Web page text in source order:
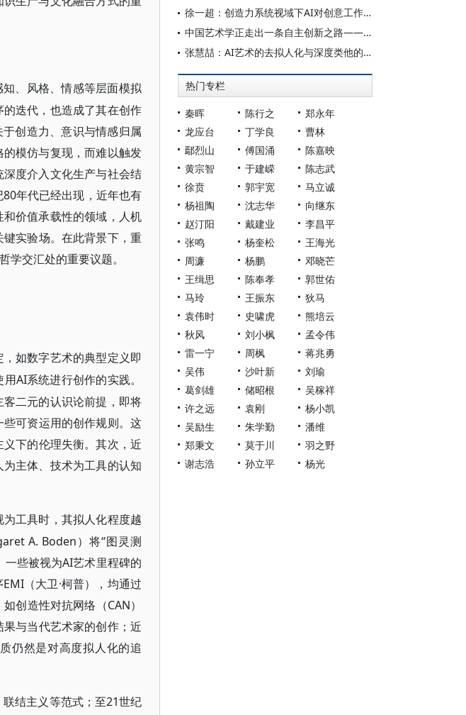
知、风格、情感等层面模拟
迭代，也造成了其在创作
创造力、意识与情感归属
模仿与复现，而难以触发
度介入文化生产与社会结
年代已经出现，近年也有
价值承载性的领域，人机
实验场。在此背景下，重
交汇处的重要议题。
如数字艺术的典型定义即
AI系统进行创作的实践。
二元的认识论前提，即将
可资运用的创作规则。这
下的伦理失衡。其次，近
主体、技术为工具的认知
工具时，其拟人化程度越
A. Boden）将“图灵测
些被视为AI艺术里程碑的
（大卫·柯普），均通过
创造性对抗网络（CAN）
与当代艺术家的创作；近
仍然是对高度拟人化的追
结主义等范式；至21世纪
徐一超：创造力系统视域下AI对创意工作的梯度化赋能
中国艺术学正走出一条自主创新之路——访北京语言大学特聘教授王一川
张慧喆：AI艺术的去拟人化与深度类他的共演机制
热门专栏
秦晖 陈行之
郑永年
龙应台
丁学良
曹林
鄢烈山
傅国涌
陈嘉映
黄宗智
于建嵘
陈志武
徐贲
郭宇宽
马立诚
杨祖陶
沈志华
向继东
赵汀阳
戴建业
李昌平
张鸣
杨奎松
王海光
周濂
杨鹏
邓晓芒
王缉思
陈奉孝
郭世佑
马玲
王振东
狄马
袁伟时
史啸虎
熊培云
秋风
刘小枫
孟令伟
雷一宁
周枫
蒋兆勇
吴伟
沙叶新
刘瑜
葛剑雄
储昭根
吴稼祥
许之远
袁刚
杨小凯
吴励生
朱学勤
潘维
郑秉文
莫于川
羽之野
谢志浩
孙立平 杨光